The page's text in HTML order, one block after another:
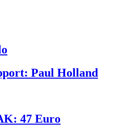
Paul Holland
47 Euro